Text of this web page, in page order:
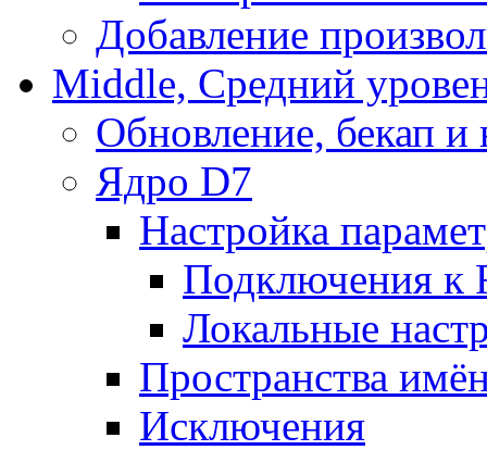
Добавление
Middle, Средний
Обновление, бекап и
Ядро D7
Настройка
Подключения к
Локальные
Пространства
Исключения